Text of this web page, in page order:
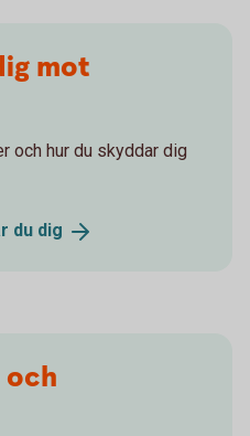
mot
och hur du skyddar dig
du dig